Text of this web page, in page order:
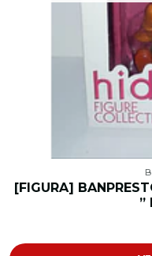
[FIGURA]
”